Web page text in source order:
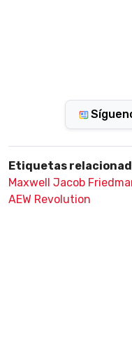
Etiquetas
Maxwell Jacob
AEW Revolution